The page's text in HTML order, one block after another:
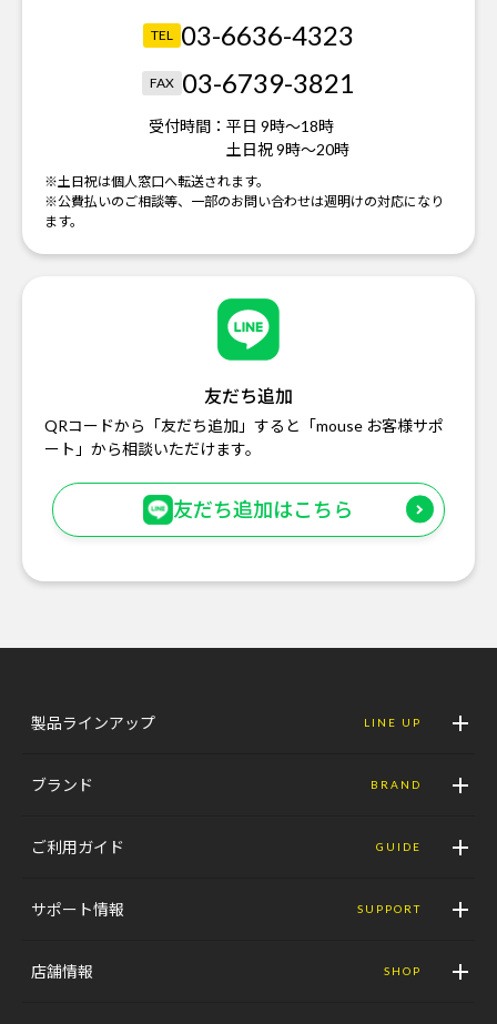
TEL 03-6636-4323
FAX 03-6739-3821
受付時間： 平日 9時～18時
土日祝 9時～20時
※土日祝は個人窓口へ転送されます。
※公費払いのご相談等、一部のお問い合わせは週明けの対応になり
ます。
友だち追加
QRコードから「友だち追加」すると「mouse お客様サポ
ート」から相談いただけます。
友だち追加はこちら
製品ラインアップ LINE UP
ブランド BRAND
ご利用ガイド GUIDE
サポート情報 SUPPORT
店舗情報 SHOP